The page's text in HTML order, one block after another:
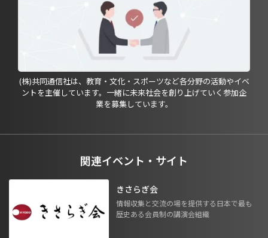
(株)共同通信社は、教育・文化・スポーツなど各分野の活動やイベ
ントを主催しています。一緒に未来社会を創り上げていく参加企
業を募集しています。
関連イベント・サイト
きさらぎ会
情報収集と交流の場を提供する日本で最も
歴史ある会員制の講演会組織